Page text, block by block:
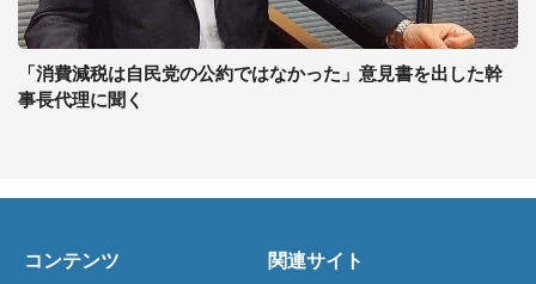
「消費減税は自民党の公約ではなかった」意見書を出した幹
事長代理に聞く
コンテンツ 関連サイト